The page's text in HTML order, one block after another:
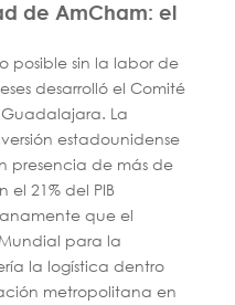
de AmCham: el
posible sin la labor de
desarrolló el Comité
La
estadounidense
de más de
el 21% del PIB
que el
para la
la logística dentro
metropolitana en